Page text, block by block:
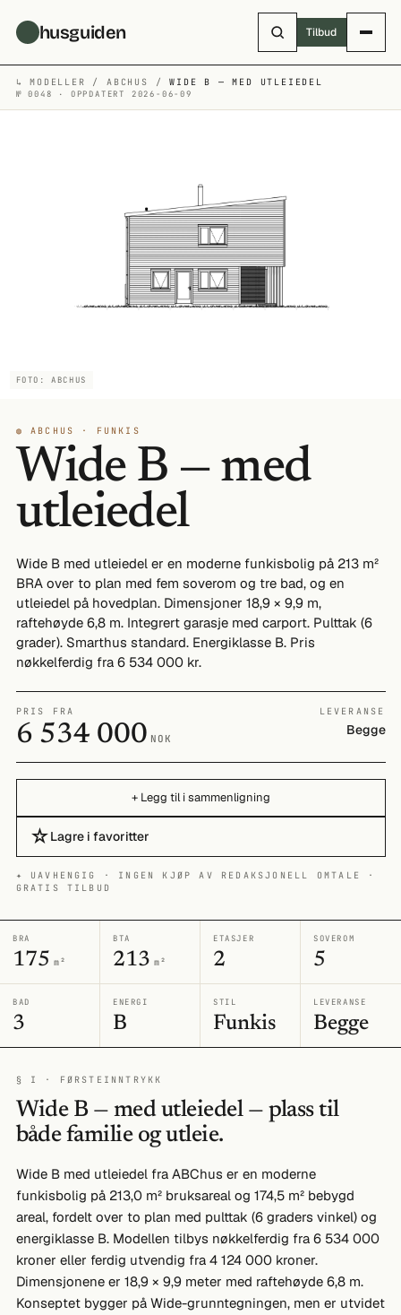
husguiden Tilbud
↳MODELLER / ABCHUS /WIDE B — MED UTLEIEDEL
№ 0048 · OPPDATERT 2026-06-09
FOTO: ABCHUS
◍ ABCHUS · FUNKIS
Wide B — med
utleiedel
Wide B med utleiedel er en moderne funkisbolig på 213 m²
BRA over to plan med fem soverom og tre bad, og en
utleiedel på hovedplan. Dimensjoner 18,9 × 9,9 m,
raftehøyde 6,8 m. Integrert garasje med carport. Pulttak (6
grader). Smarthus standard. Energiklasse B. Pris
nøkkelferdig fra 6 534 000 kr.
PRIS FRA
6 534 000 NOK
LEVERANSE
Begge
+ Legg til i sammenligning
☆Lagre i favoritter
✦ UAVHENGIG · INGEN KJØP AV REDAKSJONELL OMTALE ·
GRATIS TILBUD
BRA
175 m²
BTA
213 m²
ETASJER
2
SOVEROM
5
BAD
3
ENERGI
B
STIL
Funkis
LEVERANSE
Begge
§ I · FØRSTEINNTRYKK
Wide B — med utleiedel — plass til
både familie og utleie.
Wide B med utleiedel fra ABChus er en moderne
funkisbolig på 213,0 m² bruksareal og 174,5 m² bebygd
areal, fordelt over to plan med pulttak (6 graders vinkel) og
energiklasse B. Modellen tilbys nøkkelferdig fra 6 534 000
kroner eller ferdig utvendig fra 4 124 000 kroner.
Dimensjonene er 18,9 × 9,9 meter med raftehøyde 6,8 m.
Konseptet bygger på Wide-grunntegningen, men er utvidet